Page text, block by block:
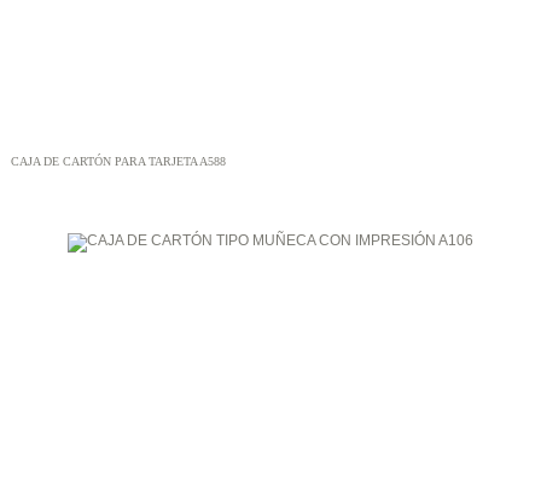
CAJA DE CARTÓN PARA TARJETA A588